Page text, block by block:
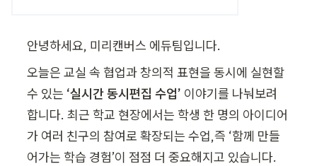
안녕하세요, 미리캔버스 에듀팀입니다.
오늘은 교실 속 협업과 창의적 표현을 동시에 실현할
수 있는 ‘실시간 동시편집 수업’ 이야기를 나눠보려
합니다. 최근 학교 현장에서는 학생 한 명의 아이디어
가 여러 친구의 참여로 확장되는 수업,즉 ‘함께 만들
어가는 학습 경험’이 점점 더 중요해지고 있습니다.